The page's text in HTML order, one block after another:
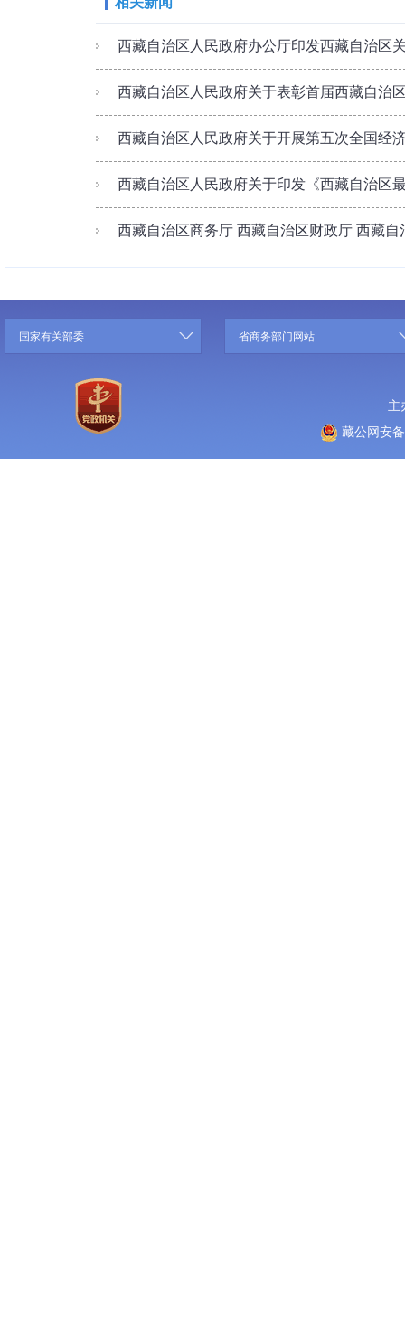
西藏自治区人民政府办公厅印发西藏自治区
西藏自治区人民政府关于表彰首届西藏自治
西藏自治区人民政府关于开展第五次全国经
西藏自治区人民政府关于印发《西藏自治区
西藏自治区商务厅 西藏自治区财政厅 西藏自
国家有关部委 省商务部门网站
主
藏公网安备